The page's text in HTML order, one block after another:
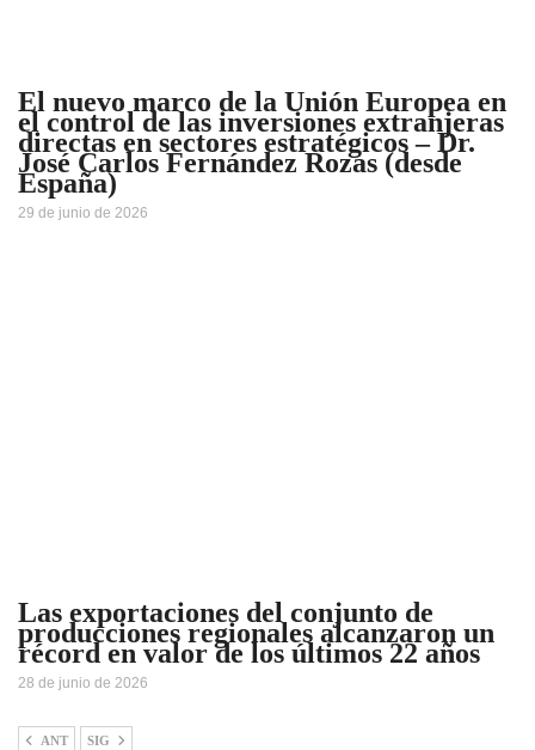
El nuevo marco de la Unión Europea en
el control de las inversiones extranjeras
directas en sectores estratégicos – Dr.
José Carlos Fernández Rozas (desde
España)
29 de junio de 2026
Las exportaciones del conjunto de
producciones regionales alcanzaron un
récord en valor de los últimos 22 años
28 de junio de 2026
ANT SIG